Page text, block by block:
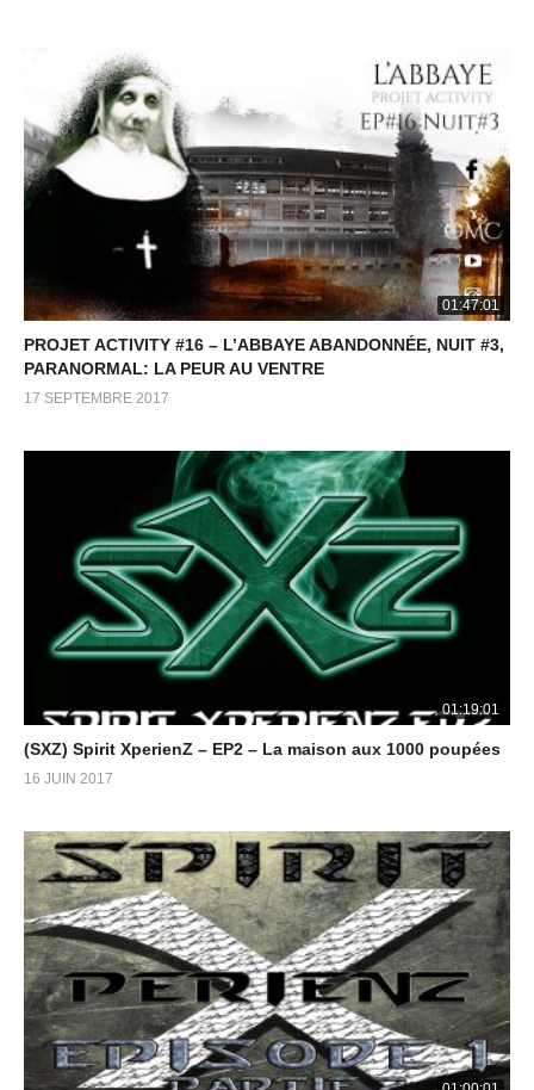
01:47:01
PROJET ACTIVITY #16 – L’ABBAYE ABANDONNÉE, NUIT #3,
PARANORMAL: LA PEUR AU VENTRE
17 SEPTEMBRE 2017
01:19:01
(SXZ) Spirit XperienZ – EP2 – La maison aux 1000 poupées
16 JUIN 2017